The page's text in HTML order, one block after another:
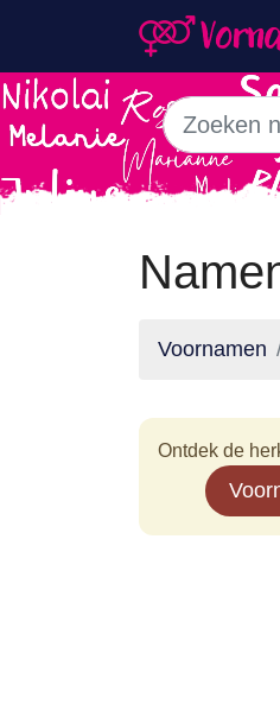
Voornamen
Ontdek de